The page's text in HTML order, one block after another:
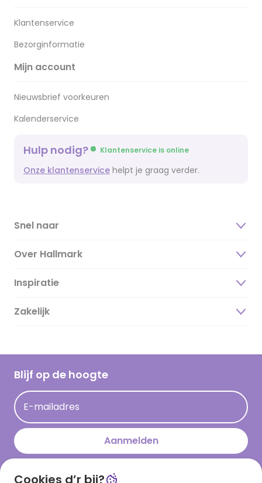
Klantenservice
Bezorginformatie
Mijn account
Nieuwsbrief voorkeuren
Kalenderservice
Hulp nodig? Klantenservice is online
Onze klantenservice helpt je graag verder.
Snel naar
Over Hallmark
Over ons
Duurzaamheid
Hallmark Kaartclub
Acties
Persberichten
Hallmark en Kinderpostzegels
Inspiratie
Magazine
Cadeau inspiratie
Kaartinspiratie
Zakelijk
Blijf op de hoogte
E-mailadres
Aanmelden
Cookies d’r bij?